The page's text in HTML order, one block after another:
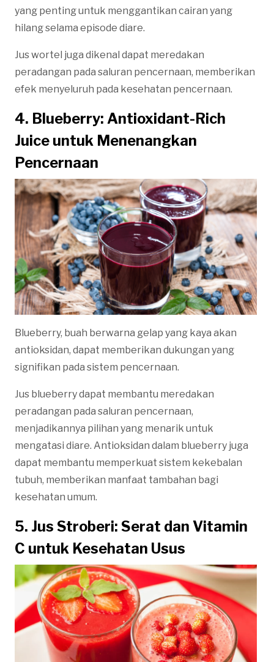
yang penting untuk menggantikan cairan yang
hilang selama episode diare.
Jus wortel juga dikenal dapat meredakan
peradangan pada saluran pencernaan, memberikan
efek menyeluruh pada kesehatan pencernaan.
4. Blueberry: Antioxidant-Rich
Juice untuk Menenangkan
Pencernaan
Blueberry, buah berwarna gelap yang kaya akan
antioksidan, dapat memberikan dukungan yang
signifikan pada sistem pencernaan.
Jus blueberry dapat membantu meredakan
peradangan pada saluran pencernaan,
menjadikannya pilihan yang menarik untuk
mengatasi diare. Antioksidan dalam blueberry juga
dapat membantu memperkuat sistem kekebalan
tubuh, memberikan manfaat tambahan bagi
kesehatan umum.
5. Jus Stroberi: Serat dan Vitamin
C untuk Kesehatan Usus